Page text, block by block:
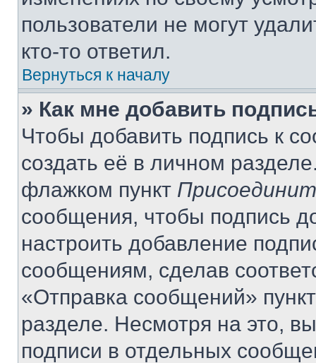
пользователи не могут
кто-то ответил.
Вернуться к началу
» Как мне добавить
Чтобы добавить подпись к
создать её в личном
флажком пункт
сообщения, чтобы подпись
настроить добавление
сообщениям, сделав
«Отправка сообщений»
разделе. Несмотря на это,
подписи в отдельных